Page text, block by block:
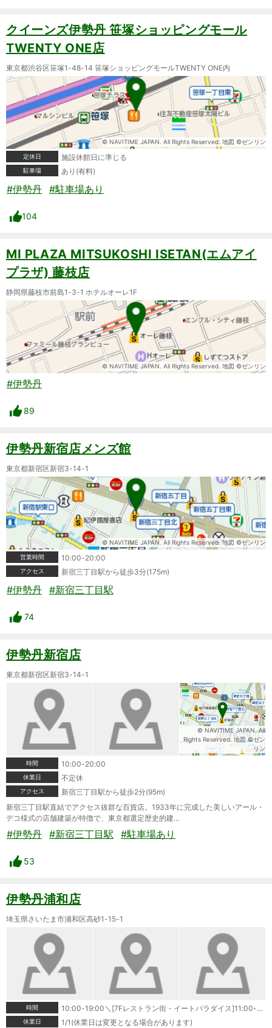
クイーンズ伊勢丹 笹塚ショッピングモール
TWENTY ONE店
東京都渋谷区笹塚1-48-14 笹塚ショッピングモールTWENTY ONE内
© NAVITIME JAPAN. All Rights Reserved. 地図 ©ゼンリン
定休日
施設休館日に準じる
駐車場 あり(有料)
#伊勢丹 #駐車場あり
104
MI PLAZA MITSUKOSHI ISETAN(エムアイ
プラザ) 藤枝店
静岡県藤枝市前島1-3-1 ホテルオーレ1F
© NAVITIME JAPAN. All Rights Reserved. 地図 ©ゼンリン
#伊勢丹
89
伊勢丹新宿店メンズ館
東京都新宿区新宿3-14-1
© NAVITIME JAPAN. All Rights Reserved. 地図 ©ゼンリン
営業時間
10:00-20:00
アクセス 新宿三丁目駅から徒歩3分(175m)
#伊勢丹 #新宿三丁目駅
74
伊勢丹新宿店
東京都新宿区新宿3-14-1
© NAVITIME JAPAN. All
Rights Reserved. 地図 ©ゼン
リン
時間
10:00-20:00
休業日 不定休
アクセス
新宿三丁目駅から徒歩2分(95m)
新宿三丁目駅直結でアクセス抜群な百貨店。1933年に完成した美しいアール・
デコ様式の店舗建築が特徴で、東京都選定歴史的建…
#伊勢丹 #新宿三丁目駅 #駐車場あり
53
伊勢丹浦和店
埼玉県さいたま市浦和区高砂1-15-1
時間 10:00-19:00＼[7Fレストラン街・イートパラダイス]11:00-22:00
休業日 1/1(休業日は変更となる場合があります)